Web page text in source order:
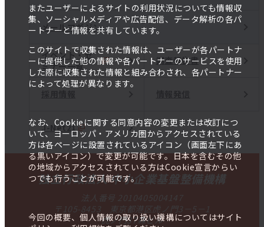
またユーザーによるサイトの利用状況についても情報収
集、ソーシャルメディアや広告配信、データ解析の各パ
ートナーと情報を共有しています。
このサイトで収集された情報は、ユーザーが各パートナ
ーに提供した他の情報や各パートナーのサービスを使用
した際に収集された情報と組み合わされ、各パートナー
によって処理が異なります。
なお、Cookieに関する同意内容の変更または改訂につ
いて、ヨーロッパ・アメリカ圏からアクセスされている
方は各ページに設置されているアイコン（画面左下にあ
る黒いアイコン）で変更が可能です。日本を含むその他
の地域からアクセスされている方はCookie宣言からい
つでも行うことが可能です。
今回の概要、個人情報の取り扱い機構についてはサイト
メールマガジン
イベント・セ
ミナー一覧
調査報告書
J-Net21
独立行政法人 中小企業基盤整備機構
法人番号 2010405004147
〒105-8453 東京都港区虎ノ門3－5－1
虎ノ門37森ビル